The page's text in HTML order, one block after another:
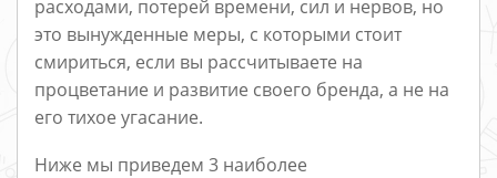
расходами, потерей времени, сил и нервов, но
это вынужденные меры, с которыми стоит
смириться, если вы рассчитываете на
процветание и развитие своего бренда, а не на
его тихое угасание.
Ниже мы приведем 3 наиболее